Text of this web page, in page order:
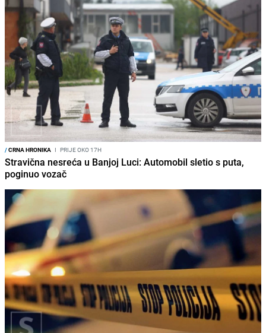
/CRNA HRONIKA I PRIJE OKO 17H
Stravična nesreća u Banjoj Luci: Automobil sletio s puta,
poginuo vozač